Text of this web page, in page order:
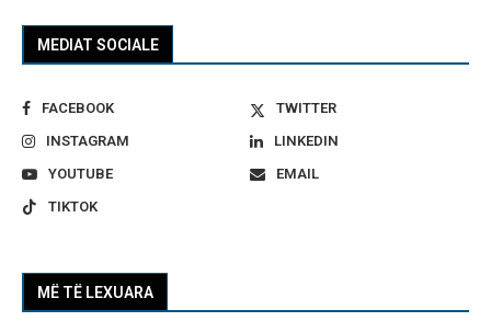
MEDIAT SOCIALE
FACEBOOK
TWITTER
INSTAGRAM
LINKEDIN
YOUTUBE
EMAIL
TIKTOK
MË TË LEXUARA